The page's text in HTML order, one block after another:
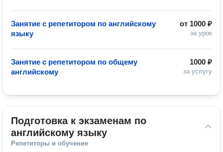
от 1000 ₽
за урок
Занятие с репетитором по английскому
языку
1000 ₽
за услугу
Занятие с репетитором по общему
английскому
Подготовка к экзаменам по
английскому языку
Репетиторы и обучение